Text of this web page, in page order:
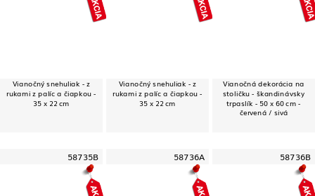
Vianočný snehuliak - z
rukami z palíc a čiapkou -
35 x 22 cm
Vianočný snehuliak - z
rukami z palíc a čiapkou -
35 x 22 cm
Vianočná dekorácia na
stoličku - škandinávsky
trpaslík - 50 x 60 cm -
červená / sivá
58735B 58736A 58736B